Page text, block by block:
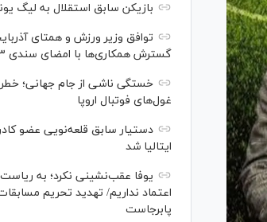
بازیکن سابق استقلال به لیگ
توافق وزیر ورزش و همتای
گسترش همکاری‌ها با امضای سندی ۳ ساله
خستگی ناشی از جام جهانی؛
غول‌های فوتبال اروپا
دستیار سابق قلعه‌نویی عضو
ایتالیا شد
یوفا عقب‌نشینی نکرد؛ به ریاست
اعتماد نداریم/ تهدید تحریم
پابرجاست